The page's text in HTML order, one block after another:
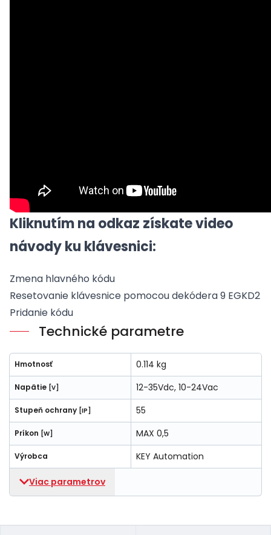
Kliknutím na odkaz získate video
návody ku klávesnici:
Zmena hlavného kódu
Resetovanie klávesnice pomocou dekódera 9 EGKD2
Pridanie kódu
Technické parametre
Hmotnosť 0.114 kg
Napätie [V] 12-35Vdc, 10-24Vac
Stupeň ochrany [IP] 55
Príkon [W] MAX 0,5
Výrobca KEY Automation
Viac parametrov